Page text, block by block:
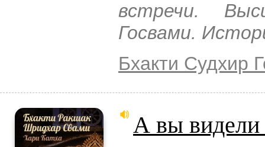
встречи.
Госвами.
Бхакти Судхир
А вы